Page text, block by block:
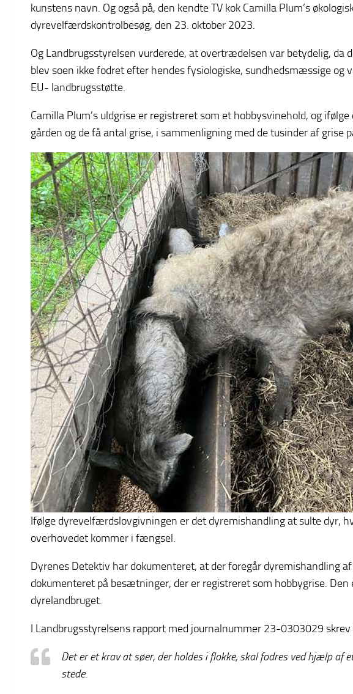
kunstens navn. Og også på, den kendte TV kok Camilla Plum’s
dyrevelfærdskontrolbesøg, den 23. oktober 2023.
Og Landbrugsstyrelsen vurderede, at overtrædelsen var betydelig,
blev soen ikke fodret efter hendes fysiologiske, sundhedsmæssige
EU- landbrugsstøtte.
Camilla Plum’s uldgrise er registreret som et hobbysvinehold, og
gården og de få antal grise, i sammenligning med de tusinder af
Ifølge dyrevelfærdslovgivningen er det dyremishandling at sulte dyr,
overhovedet kommer i fængsel.
Dyrenes Detektiv har dokumenteret, at der foregår dyremishandling
dokumenteret på besætninger, der er registreret som hobbygrise.
dyrelandbruget.
I Landbrugsstyrelsens rapport med journalnummer 23-0303029
Det er et krav at søer, der holdes i flokke, skal fodres ved hjælp
stede.